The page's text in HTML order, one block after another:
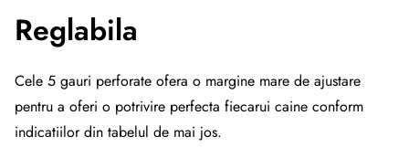
Reglabila
Cele 5 gauri perforate ofera o margine mare de ajustare
pentru a oferi o potrivire perfecta fiecarui caine conform
indicatiilor din tabelul de mai jos.